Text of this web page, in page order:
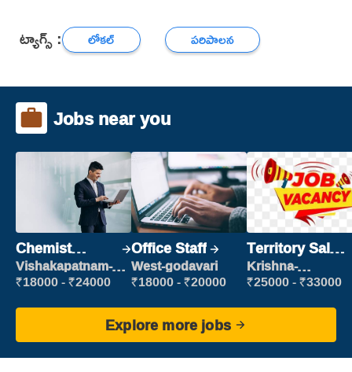
ట్యాగ్స్ : లోకల్ పరిపాలన
Jobs near you
Chemist
Production
Executive
Vishakapatnam-
new
₹18000 - ₹24000
Office Staff
West-godavari
₹18000 - ₹20000
Territory Sales
Manager
Krishna-
vijayawada
₹25000 - ₹33000
Explore more jobs